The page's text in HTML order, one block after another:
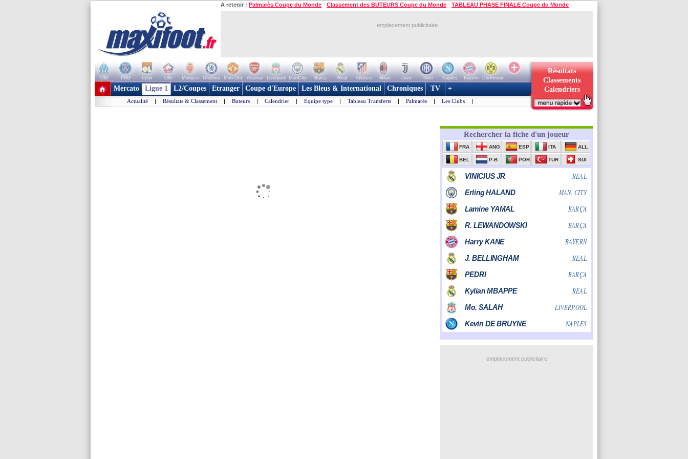
A retenir : Palmarès Coupe du Monde - Classement des BUTEURS Coupe du Monde - TABLEAU PHASE FINALE Coupe du Monde
emplacement publicitaire
OM PSG Lyon Lille Monaco Chelsea Man Utd Arsenal Liverpool ManCity Barca Real Atletico Milan Juve Inter Naples Bayern
Dortmund
+ de clubs
Résultats
Classements
Calendriers
Mercato Ligue 1 L2/Coupes Etranger Coupe d'Europe Les Bleus & International Chroniques TV +
Actualité | Résultats & Classement | Buteurs | Calendrier | Equipe type | Tableau Transferts | Palmarès | Les Clubs |
emplacement publicitaire